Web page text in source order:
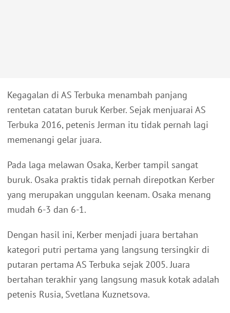
Kegagalan di AS Terbuka menambah panjang
rentetan catatan buruk Kerber. Sejak menjuarai AS
Terbuka 2016, petenis Jerman itu tidak pernah lagi
memenangi gelar juara.
Pada laga melawan Osaka, Kerber tampil sangat
buruk. Osaka praktis tidak pernah direpotkan Kerber
yang merupakan unggulan keenam. Osaka menang
mudah 6-3 dan 6-1.
Dengan hasil ini, Kerber menjadi juara bertahan
kategori putri pertama yang langsung tersingkir di
putaran pertama AS Terbuka sejak 2005. Juara
bertahan terakhir yang langsung masuk kotak adalah
petenis Rusia, Svetlana Kuznetsova.